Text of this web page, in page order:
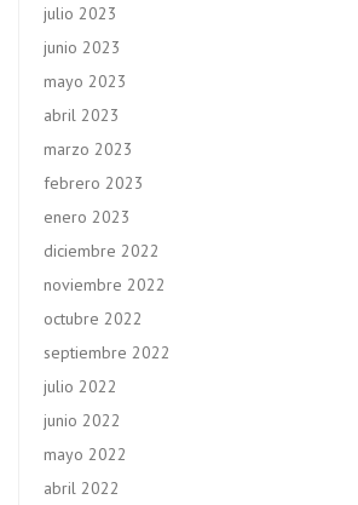
julio 2023
junio 2023
mayo 2023
abril 2023
marzo 2023
febrero 2023
enero 2023
diciembre 2022
noviembre 2022
octubre 2022
septiembre 2022
julio 2022
junio 2022
mayo 2022
abril 2022